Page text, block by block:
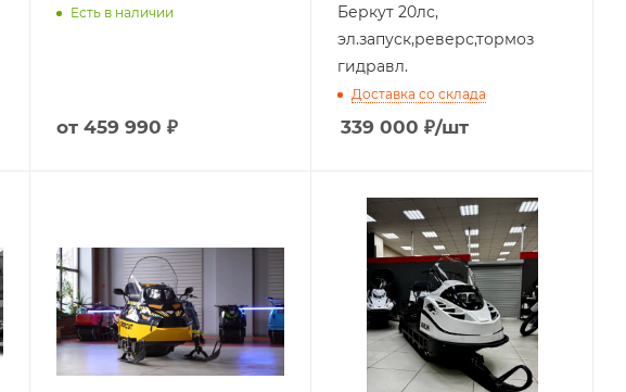
Есть в наличии
от 459 990 ₽
Беркут 20лс,
эл.запуск,реверс,тормоз
гидравл.
Доставка со склада
339 000 ₽/шт